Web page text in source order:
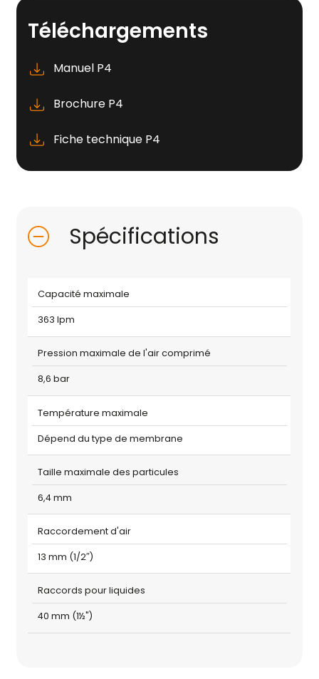
Téléchargements
Manuel P4
Brochure P4
Fiche technique P4
Spécifications
Capacité maximale
363 lpm
Pression maximale de l'air comprimé
8,6 bar
Température maximale
Dépend du type de membrane
Taille maximale des particules
6,4 mm
Raccordement d'air
13 mm (1/2″)
Raccords pour liquides
40 mm (1½")